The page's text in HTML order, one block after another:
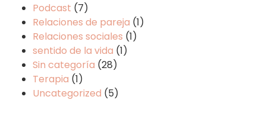
Podcast (7)
Relaciones de pareja (1)
Relaciones sociales (1)
sentido de la vida (1)
Sin categoría (28)
Terapia (1)
Uncategorized (5)